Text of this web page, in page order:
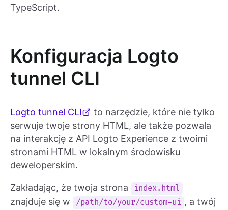
TypeScript.
Konfiguracja Logto
tunnel CLI
Logto tunnel CLI
to narzędzie, które nie tylko
serwuje twoje strony HTML, ale także pozwala
na interakcję z API Logto Experience z twoimi
stronami HTML w lokalnym środowisku
deweloperskim.
Zakładając, że twoja strona index.html
znajduje się w /path/to/your/custom-ui , a twój